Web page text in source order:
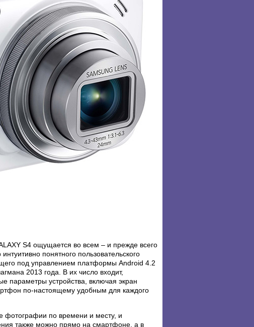
S4 ощущается во всем – и прежде всего
понятного пользовательского
под управлением платформы Android 4.2
2013 года. В их число входит,
параметры устройства, включая экран
по-настоящему удобным для каждого
фотографии по времени и месту, и
также можно прямо на смартфоне, а в